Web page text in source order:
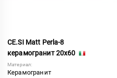
CE.SI Matt Perla-8
керамогранит 20x60
Материал:
Керамогранит